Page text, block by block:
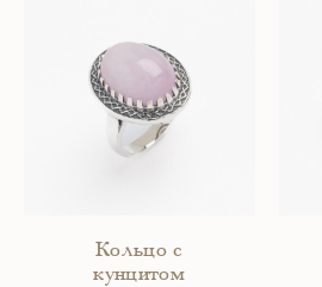
Кольцо с
кунцитом